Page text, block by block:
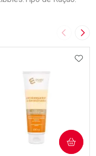
Imagem
AOS FAVORITOS
COMPRAR